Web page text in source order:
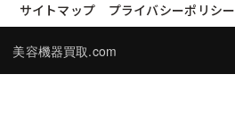
サイトマップ プライバシーポリシー
美容機器買取.com